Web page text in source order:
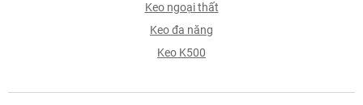
Keo ngoại thất
Keo đa năng
Keo K500